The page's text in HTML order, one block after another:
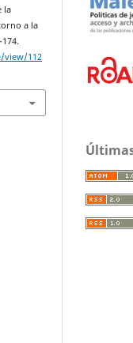
la
a la
view/112